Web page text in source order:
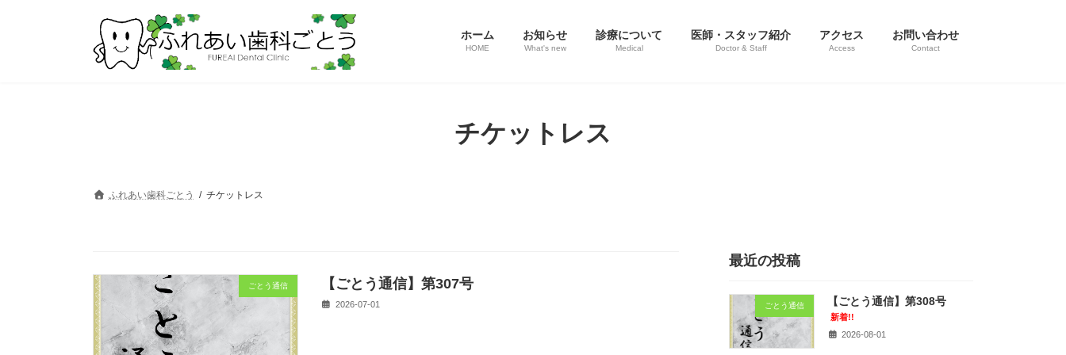
ホーム
HOME
お知らせ
What's new
診療について
Medical
医師・スタッフ紹介
Doctor & Staff
アクセス
Access
お問い合わせ
Contact
チケットレス
ふれあい歯科ごとう チケットレス
ごとう通信 【ごとう通信】第307号
2026-07-01
最近の投稿
ごとう通信 【ごとう通信】第308号
新着!!
2026-08-01